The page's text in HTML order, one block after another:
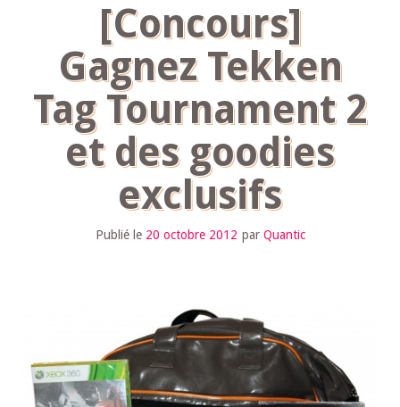
[Concours]
Gagnez Tekken
Tag Tournament 2
et des goodies
exclusifs
Publié le 20 octobre 2012 par Quantic